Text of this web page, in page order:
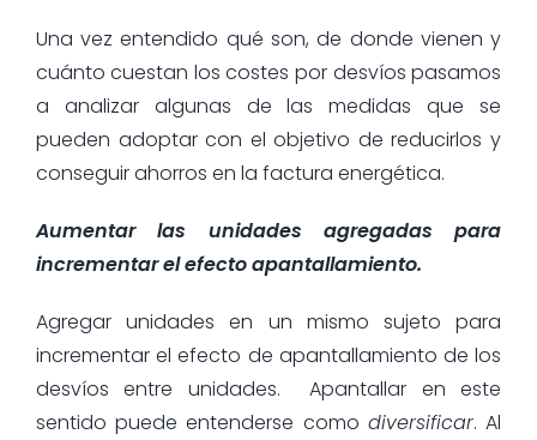
Una vez entendido qué son, de donde vienen y
cuánto cuestan los costes por desvíos pasamos
a analizar algunas de las medidas que se
pueden adoptar con el objetivo de reducirlos y
conseguir ahorros en la factura energética.
Aumentar las unidades agregadas para
incrementar el efecto apantallamiento.
Agregar unidades en un mismo sujeto para
incrementar el efecto de apantallamiento de los
desvíos entre unidades.
Apantallar en este
sentido puede entenderse como diversificar. Al